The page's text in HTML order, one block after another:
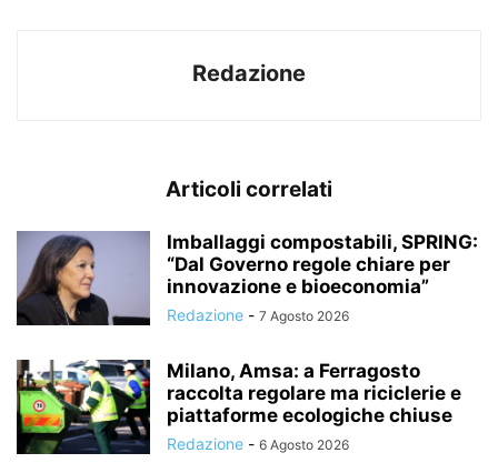
Redazione
Articoli correlati
Imballaggi compostabili, SPRING:
“Dal Governo regole chiare per
innovazione e bioeconomia”
Redazione - 7 Agosto 2026
Milano, Amsa: a Ferragosto
raccolta regolare ma riciclerie e
piattaforme ecologiche chiuse
Redazione - 6 Agosto 2026